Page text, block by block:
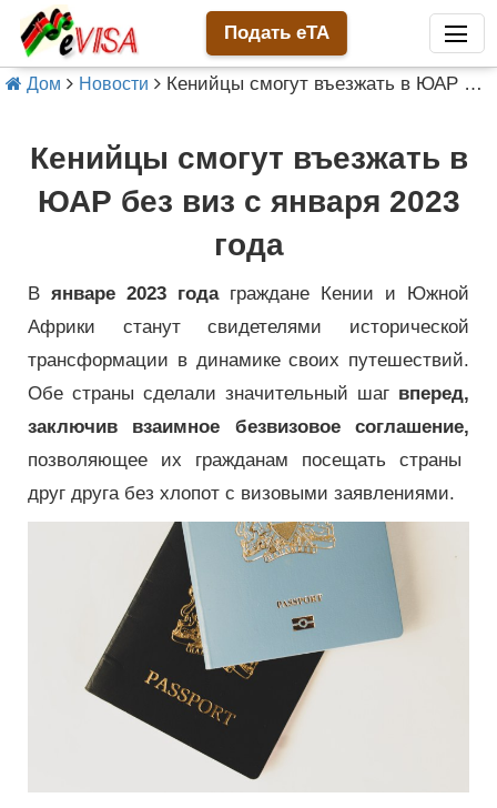
Подать eTA
Дом Новости Кенийцы смогут въезжать в ЮАР без виз с января 2023 года
Кенийцы смогут въезжать в
ЮАР без виз с января 2023
года
В январе 2023 годаграждане Кении и Южной
Африки станут свидетелями исторической
трансформации в динамике своих путешествий.
Обе страны сделали значительный шаг вперед,
заключив взаимное безвизовое соглашение,
позволяющее их гражданам посещать страны
друг друга без хлопот с визовыми заявлениями.